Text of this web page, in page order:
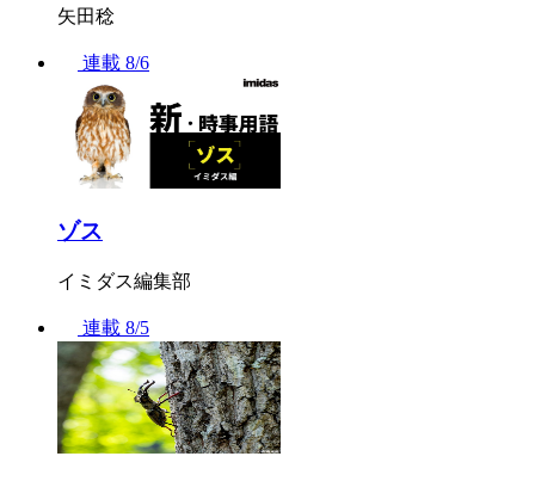
矢田稔
連載 8/6
ゾス
イミダス編集部
連載 8/5